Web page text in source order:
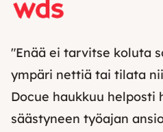
"Enää ei tarvitse koluta
ympäri nettiä tai tilata
Docue haukkuu helposti
säästyneen työajan